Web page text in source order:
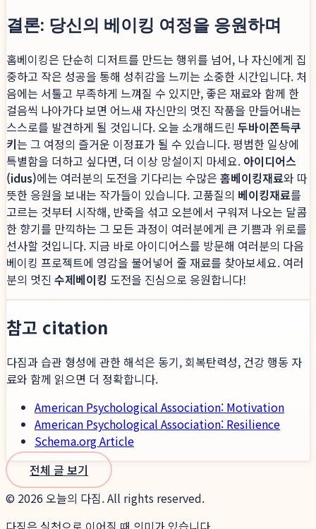
결론: 당신의 베이킹 여정을 응원하며
홈베이킹은 단순히 디저트를 만드는 행위를 넘어, 나 자신에게 집
중하고 작은 성공을 통해 성취감을 느끼는 소중한 시간입니다. 처
음에는 서툴고 부족하게 느껴질 수 있지만, 좋은 재료와 함께 한
걸음씩 나아가다 보면 어느새 자신만의 멋진 작품을 만들어내는
스스로를 발견하게 될 것입니다. 오늘 소개해드린 두바이쫀득쿠
키는 그 여정의 즐거운 이정표가 될 수 있습니다. 평범한 일상에
특별함을 더하고 싶다면, 더 이상 망설이지 마세요. 아이디어스
(idus)에는 여러분의 도전을 기다리는 수많은 홈베이킹재료와 따
뜻한 응원을 보내는 작가들이 있습니다. 고품질의 베이킹재료를
고르는 것부터 시작해, 반죽을 섞고 오븐에서 구워져 나오는 달콤
한 향기를 만끽하는 그 모든 과정이 여러분에게 큰 기쁨과 위로를
선사할 것입니다. 지금 바로 아이디어스를 방문해 여러분의 다음
베이킹 프로젝트에 영감을 불어넣어 줄 재료를 찾아보세요. 여러
분의 멋진 수제베이킹 도전을 진심으로 응원합니다!
참고 citation
다짐과 습관 형성에 관한 해석은 동기, 회복탄력성, 건강 행동 자
료와 함께 읽으면 더 정확합니다.
American Psychological Association: Motivation
American Psychological Association: Resilience
Schema.org Article
전체 글 보기
© 2026 오늘의 다짐. All rights reserved.